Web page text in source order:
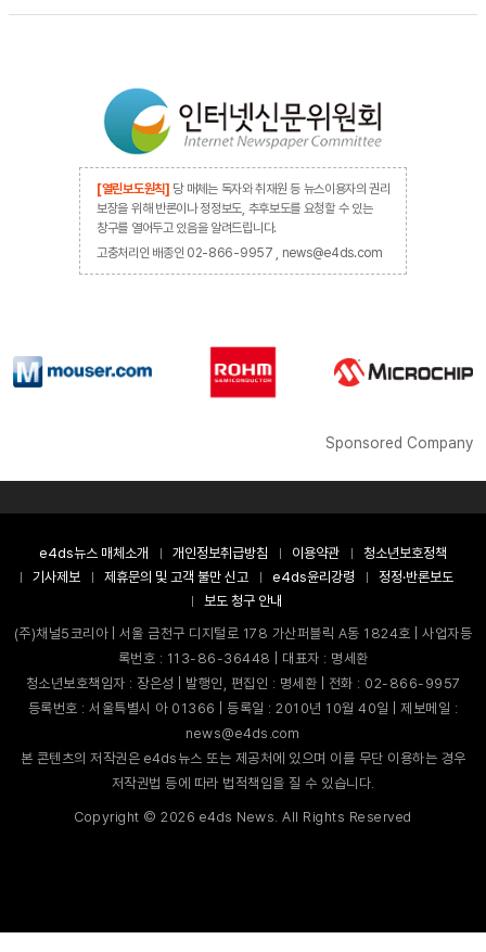
[열린보도원칙] 당 매체는 독자와 취재원 등 뉴스이용자의 권리
보장을 위해 반론이나 정정보도, 추후보도를 요청할 수 있는
창구를 열어두고 있음을 알려드립니다.
고충처리인 배종인 02-866-9957 , news@e4ds.com
Sponsored Company
e4ds뉴스 매체소개 개인정보취급방침 이용약관
청소년보호정책
기사제보
제휴문의 및 고객 불만 신고 e4ds윤리강령
정정·반론보도
보도 청구 안내
(주)채널5코리아 | 서울 금천구 디지털로 178 가산퍼블릭 A동 1824호 | 사업자등
록번호 : 113-86-36448 | 대표자 : 명세환
청소년보호책임자 : 장은성 | 발행인, 편집인 : 명세환 | 전화 : 02-866-9957
등록번호 : 서울특별시 아 01366 | 등록일 : 2010년 10월 40일 | 제보메일 :
news@e4ds.com
본 콘텐츠의 저작권은 e4ds뉴스 또는 제공처에 있으며 이를 무단 이용하는 경우
저작권법 등에 따라 법적책임을 질 수 있습니다.
Copyright ©2026 e4ds News. All Rights Reserved